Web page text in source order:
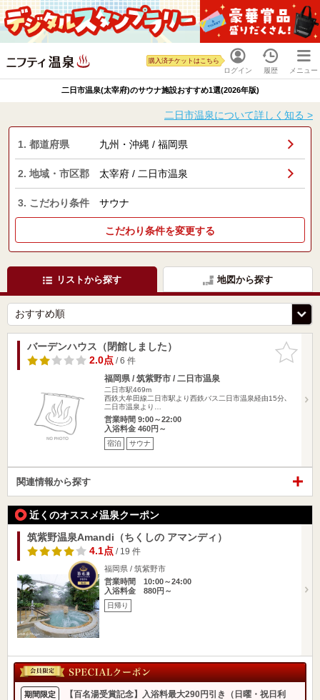
ログイン
購入済チケットはこちら
履歴 メニュー
二日市温泉(太宰府)のサウナ施設おすすめ1選(2026年版)
二日市温泉について詳しく知る >
1. 都道府県 九州・沖縄 / 福岡県
2. 地域・市区郡 太宰府 / 二日市温泉
3. こだわり条件 サウナ
こだわり条件を変更する
リストから探す 地図から探す
お気に入
りに追加
バーデンハウス（閉館しました）
2.0点/ 6 件
福岡県 / 筑紫野市 / 二日市温泉
二日市駅469m
西鉄大牟田線二日市駅より西鉄バス二日市温泉経由15分､
二日市温泉より…
営業時間 9:00～22:00
入浴料金 460円～
宿泊 サウナ
関連情報から探す
近くのオススメ温泉クーポン
筑紫野温泉Amandi（ちくしの アマンディ）
4.1点/ 19 件
福岡県 / 筑紫野市
営業時間 10:00～24:00
入浴料金 880円～
日帰り
期間限定
【百名湯受賞記念】入浴料最大290円引き（日曜・祝日利